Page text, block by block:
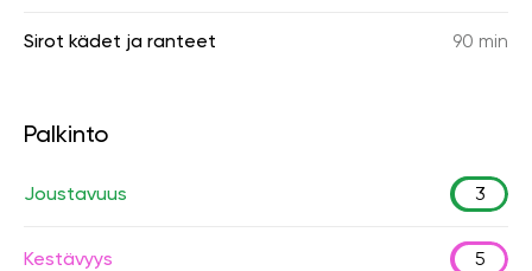
Sirot kädet ja ranteet 90 min
Palkinto
Joustavuus 3
Kestävyys 5